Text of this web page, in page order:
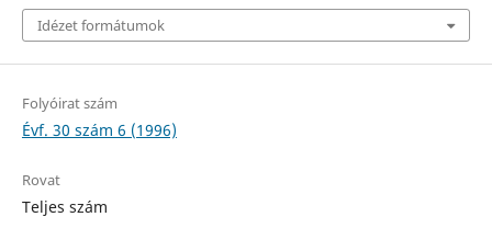
Idézet formátumok
Folyóirat szám
Évf. 30 szám 6 (1996)
Rovat
Teljes szám